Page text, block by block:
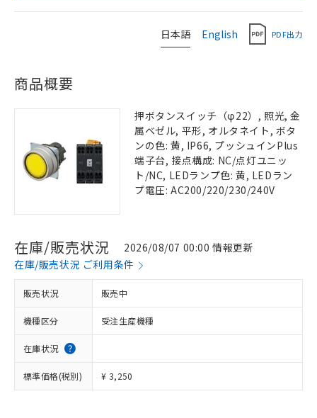
日本語 English PDF出力
商品概要
押ボタンスイッチ（φ22）, 照光, 金
属ベゼル, 平形, オルタネイト, ボタ
ンの色: 黄, IP66, プッシュインPlus
端子台, 接点構成: NC/点灯ユニッ
ト/NC, LEDランプ色: 黄, LEDラン
プ電圧: AC200/220/230/240V
在庫/販売状況
2026/08/07 00:00 情報更新
在庫/販売状況 ご利用条件
販売状況 販売中
機種区分 受注生産機種
在庫状況
標準価格(税別) ¥ 3,250